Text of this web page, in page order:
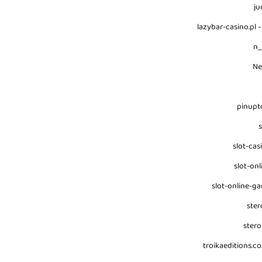
lazybar-casino.pl
slot-
slot-
slot-online-